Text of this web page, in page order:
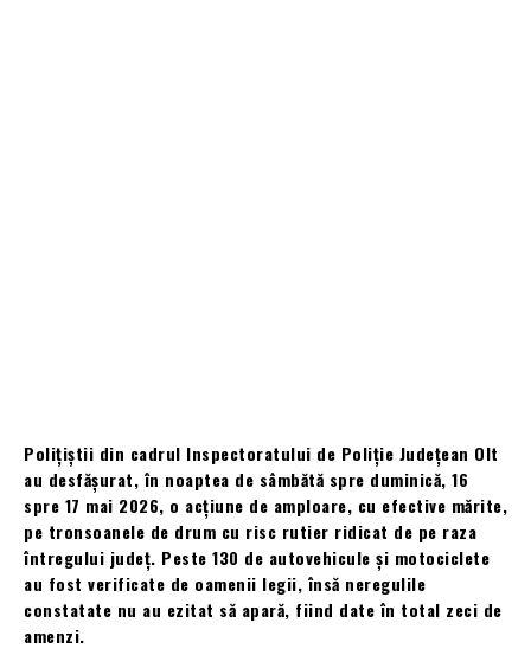
Polițiștii din cadrul Inspectoratului de Poliție Județean Olt
au desfășurat, în noaptea de sâmbătă spre duminică, 16
spre 17 mai 2026, o acțiune de amploare, cu efective mărite,
pe tronsoanele de drum cu risc rutier ridicat de pe raza
întregului județ. Peste 130 de autovehicule și motociclete
au fost verificate de oamenii legii, însă neregulile
constatate nu au ezitat să apară, fiind date în total zeci de
amenzi.